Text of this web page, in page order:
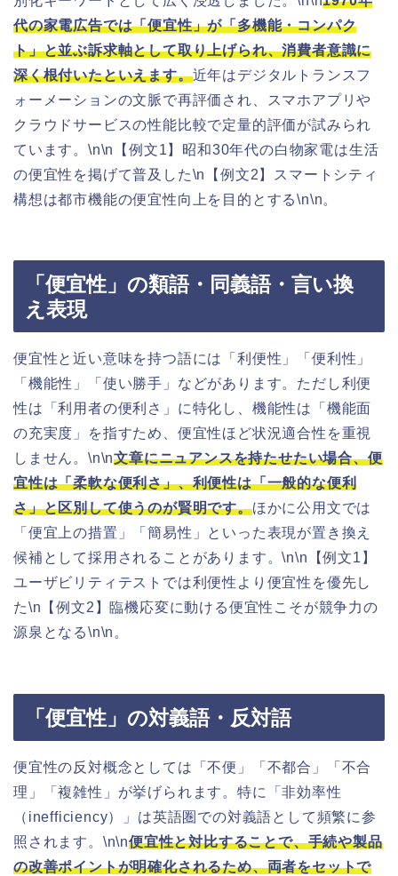
代の家電広告では「便宜性」が「多機能・コンパク
ト」と並ぶ訴求軸として取り上げられ、消費者意識に
深く根付いたといえます。近年はデジタルトランスフ
ォーメーションの文脈で再評価され、スマホアプリや
クラウドサービスの性能比較で定量的評価が試みられ
ています。\n\n【例文1】昭和30年代の白物家電は生活
の便宜性を掲げて普及した\n【例文2】スマートシティ
構想は都市機能の便宜性向上を目的とする\n\n。
「便宜性」の類語・同義語・言い換
え表現
便宜性と近い意味を持つ語には「利便性」「便利性」
「機能性」「使い勝手」などがあります。ただし利便
性は「利用者の便利さ」に特化し、機能性は「機能面
の充実度」を指すため、便宜性ほど状況適合性を重視
しません。\n\n文章にニュアンスを持たせたい場合、便
宜性は「柔軟な便利さ」、利便性は「一般的な便利
さ」と区別して使うのが賢明です。ほかに公用文では
「便宜上の措置」「簡易性」といった表現が置き換え
候補として採用されることがあります。\n\n【例文1】
ユーザビリティテストでは利便性より便宜性を優先し
た\n【例文2】臨機応変に動ける便宜性こそが競争力の
源泉となる\n\n。
「便宜性」の対義語・反対語
便宜性の反対概念としては「不便」「不都合」「不合
理」「複雑性」が挙げられます。特に「非効率性
（inefficiency）」は英語圏での対義語として頻繁に参
照されます。\n\n便宜性と対比することで、手続や製品
の改善ポイントが明確化されるため、両者をセットで